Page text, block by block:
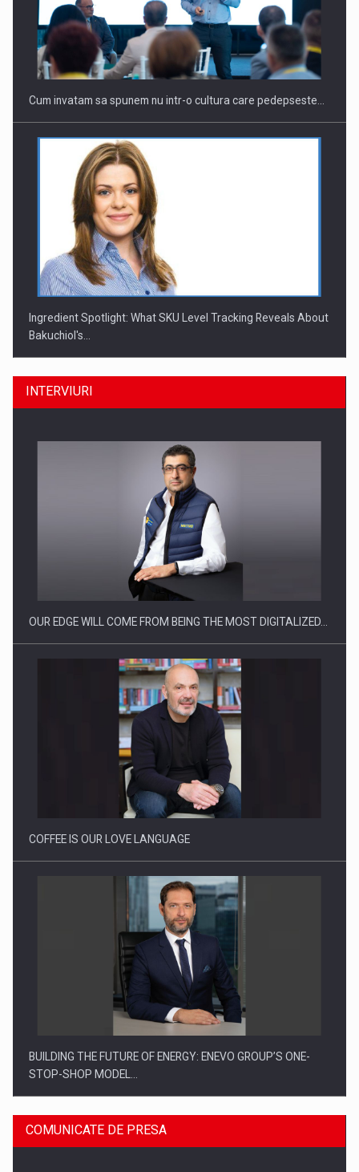
Webinar - Business Evolution-RETHINK STRATEGY-Finantare
Investitii Digitalizare
Cum invatam sa spunem nu intr-o cultura care pedepseste…
Ingredient Spotlight: What SKU Level Tracking Reveals About
Bakuchiol's…
Producatorii si comerciantii care nu se supun noilor
Proteinmaxxing and the Future of Protein Demand
INTERVIURI
OUR EDGE WILL COME FROM BEING THE MOST DIGITALIZED…
COFFEE IS OUR LOVE LANGUAGE
BUILDING THE FUTURE OF ENERGY: ENEVO GROUP’S ONE-
STOP-SHOP MODEL…
COMUNICATE DE PRESA